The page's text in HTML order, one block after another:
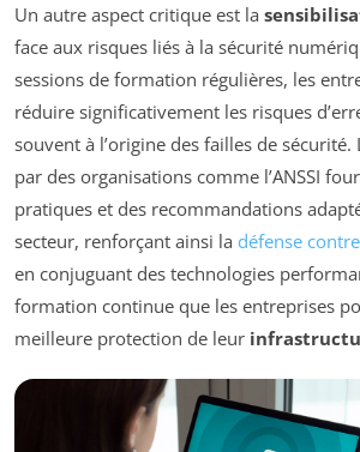
Un autre aspect critique est la
face aux risques liés à la sécurité
sessions de formation régulières, les
réduire significativement les risques
souvent à l’origine des failles de sécurité.
par des organisations comme l’ANSSI
pratiques et des recommandations
secteur, renforçant ainsi la défense contre
en conjuguant des technologies
formation continue que les entreprises
meilleure protection de leur